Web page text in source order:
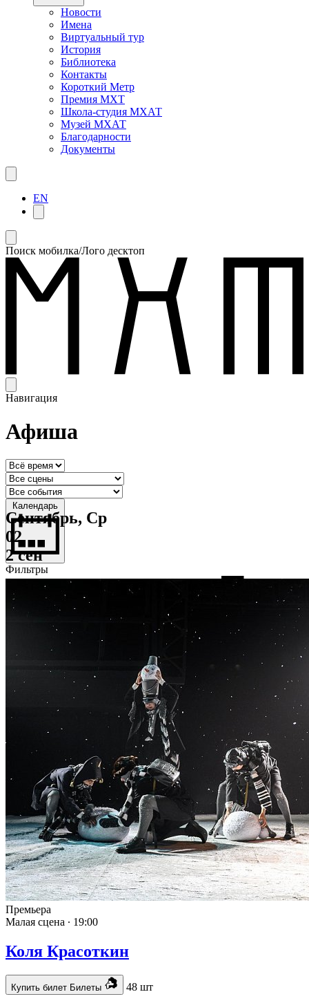
Новости
Имена
Виртуальный тур
История
Библиотека
Контакты
Короткий Метр
Премия МХТ
Школа-студия МХАТ
Музей МХАТ
Благодарности
Документы
EN
Поиск мобилка/Лого десктоп
Навигация
Афиша
Календарь
Фильтры
Сентябрь, Ср
02
2 сен
Премьера
Малая сцена ∙ 19:00
Коля Красоткин
Купить билет Билеты 48 шт